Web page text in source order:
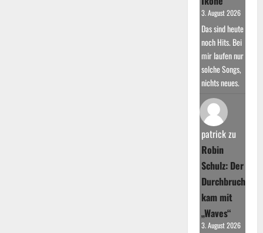
3. August 2026
Das sind heute
noch Hits. Bei
mir laufen nur
solche Songs,
nichts neues.
patrickzu
Robin
Schulz: Der
Durchbruch
kam mit
„Waves“
3. August 2026